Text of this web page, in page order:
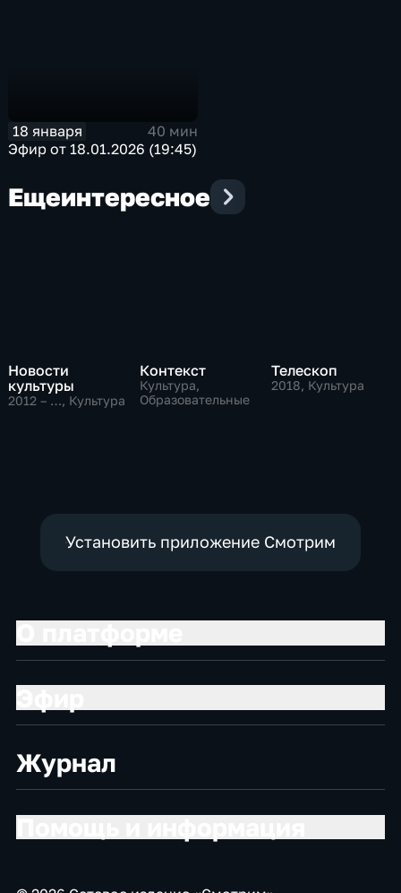
18 января
40 мин
Эфир от 18.01.2026 (19:45)
Ещеинтересное
Новости
культуры
2012 – …, Культура
Контекст
Культура,
Образовательные
Телескоп
2018, Культура
Установить приложение Смотрим
Журнал